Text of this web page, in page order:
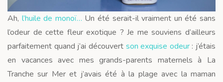
Ah, l’huile de monoï… Un été serait-il vraiment un été sans
l’odeur de cette fleur exotique ? Je me souviens d’ailleurs
parfaitement quand j’ai découvert son exquise odeur: j’étais
en vacances avec mes grands-parents maternels à La
Tranche sur Mer et j’avais été à la plage avec la maman